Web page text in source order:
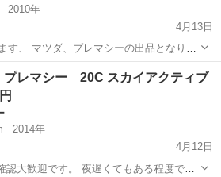
2010年
4月13日
す、 マツダ、プレマシーの出品となりま
プレマシー
レマシー 20C スカイアクティブ
2014年
4月12日